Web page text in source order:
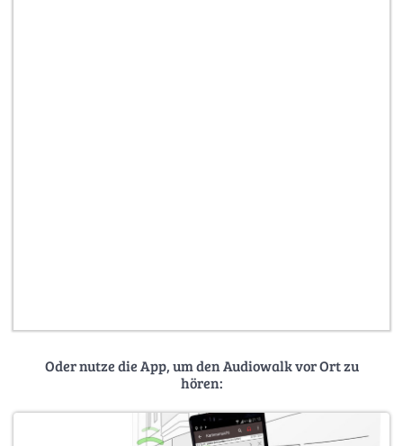
Oder nutze die App, um den Audiowalk vor Ort zu
hören: